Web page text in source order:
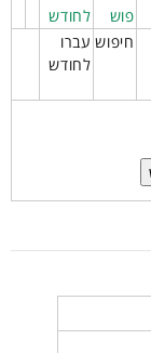
חיפוש עברו
לחודש